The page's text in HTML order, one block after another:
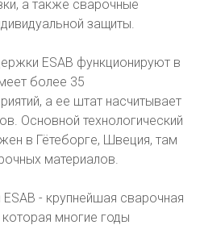
а также сварочные
защиты.
ESAB функционируют в
более 35
а ее штат насчитывает
Основной технологический
в Гётеборге, Швеция, там
материалов.
- крупнейшая сварочная
многие годы